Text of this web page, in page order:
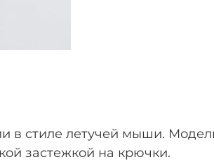
в стиле летучей мыши.
застежкой на крючки.